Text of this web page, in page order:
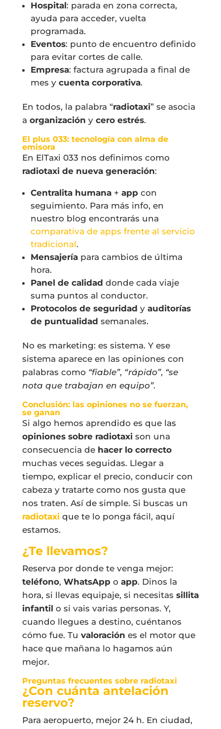
Hospital: parada en zona correcta,
ayuda para acceder, vuelta
programada.
Eventos: punto de encuentro definido
para evitar cortes de calle.
Empresa: factura agrupada a final de
mes y cuenta corporativa.
En todos, la palabra “radiotaxi” se asocia
a organización y cero estrés.
El plus 033: tecnología con alma de
emisora
En ElTaxi 033 nos definimos como
radiotaxi de nueva generación:
Centralita humana+ appcon
seguimiento. Para más info, en
nuestro blog encontrarás una
comparativa de apps frente al servicio
tradicional.
Mensajeríapara cambios de última
hora.
Panel de calidad donde cada viaje
suma puntos al conductor.
Protocolos de seguridad y auditorías
de puntualidad semanales.
No es marketing: es sistema. Y ese
sistema aparece en las opiniones con
palabras como “fiable”, “rápido”, “se
nota que trabajan en equipo”.
Conclusión: las opiniones no se fuerzan,
se ganan
Si algo hemos aprendido es que las
opiniones sobre radiotaxi son una
consecuencia de hacer lo correcto
muchas veces seguidas. Llegar a
tiempo, explicar el precio, conducir con
cabeza y tratarte como nos gusta que
nos traten. Así de simple. Si buscas un
radiotaxique te lo ponga fácil, aquí
estamos.
¿Te llevamos?
Reserva por donde te venga mejor:
teléfono, WhatsAppo app. Dinos la
hora, si llevas equipaje, si necesitas sillita
infantil o si vais varias personas. Y,
cuando llegues a destino, cuéntanos
cómo fue. Tu valoración es el motor que
hace que mañana lo hagamos aún
mejor.
Preguntas frecuentes sobre radiotaxi
¿Con cuánta antelación
reservo?
Para aeropuerto, mejor 24 h. En ciudad,